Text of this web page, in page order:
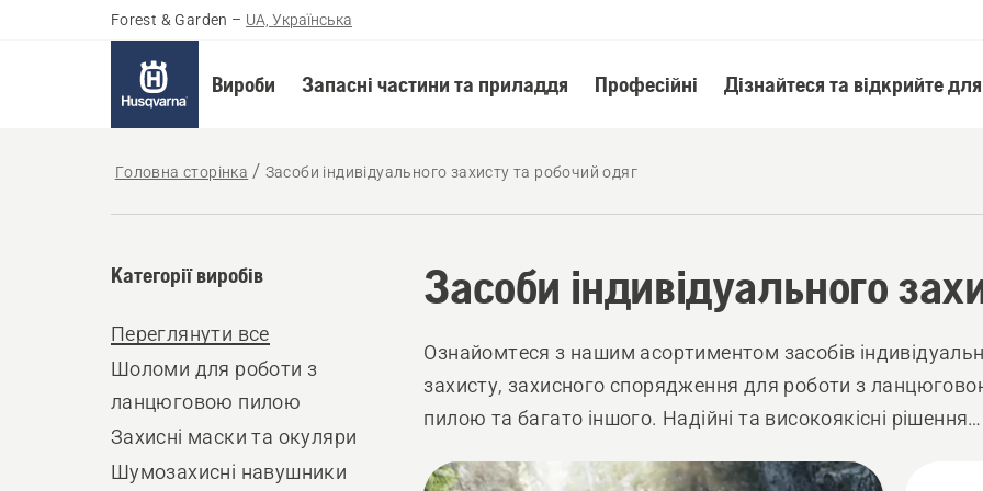
Forest & Garden – UA, Українська
Вироби Запасні частини та приладдя Професійні Дізнайтеся та відкрийте
Головна сторінка Засоби індивідуального захисту та робочий одяг
Засоби індивідуального
Категорії виробів
Переглянути все
Шоломи для роботи з
ланцюговою пилою
Захисні маски та окуляри
Шумозахисні навушники
Ознайомтеся з нашим асортиментом засобів
захисту, захисного спорядження для роботи з
пилою та багато іншого. Надійні та високоякісні рішення
Всі